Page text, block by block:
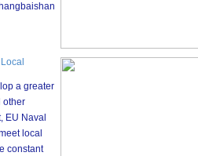
a greater
other
EU Naval
local
constant